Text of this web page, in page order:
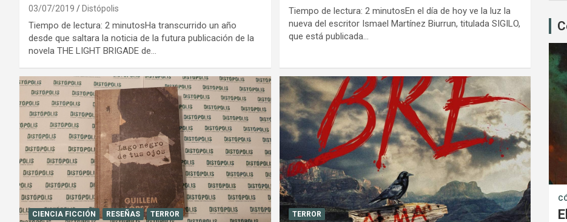
03/07/2019 Distópolis
Tiempo de lectura: 2 minutosHa transcurrido un año
desde que saltara la noticia de la futura publicación de la
novela THE LIGHT BRIGADE de…
Tiempo de lectura: 2 minutosEn el día de hoy ve la luz la
nueva del escritor Ismael Martínez Biurrun, titulada SIGILO,
que está publicada…
CIENCIA FICCIÓN RESEÑAS TERROR TERROR